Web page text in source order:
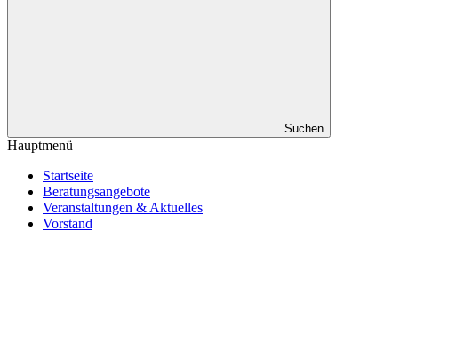
Suchen
Hauptmenü
Startseite
Beratungsangebote
Veranstaltungen & Aktuelles
Vorstand